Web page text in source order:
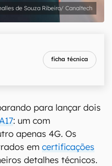
de Souza Ribeiro/ Canaltech
ficha técnica
para lançar dois
: um com
apenas 4G. Os
em certificações
detalhes técnicos.